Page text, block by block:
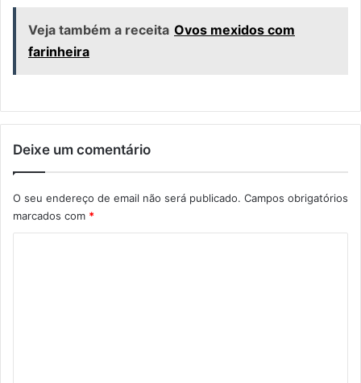
Veja também a receita Ovos mexidos com
farinheira
Deixe um comentário
O seu endereço de email não será publicado. Campos obrigatórios
marcados com *